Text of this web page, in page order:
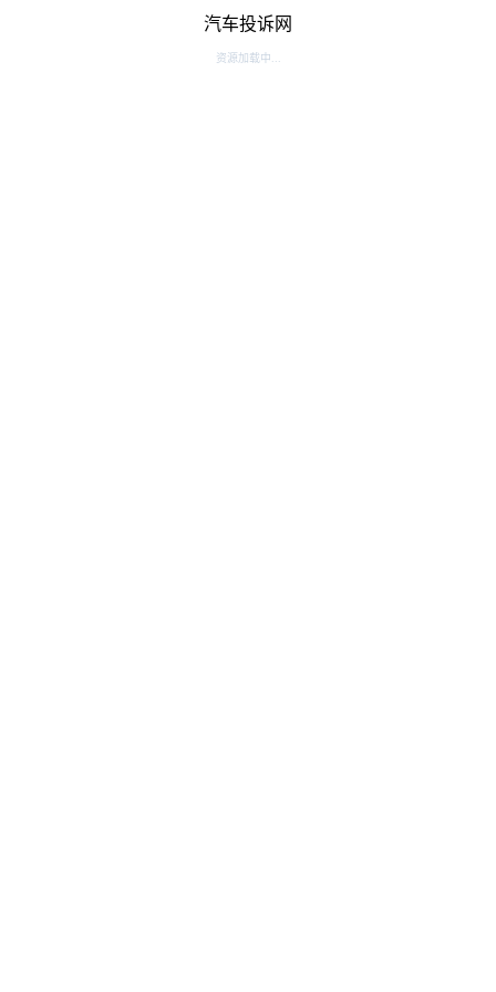
汽车投诉网
资源加载中...